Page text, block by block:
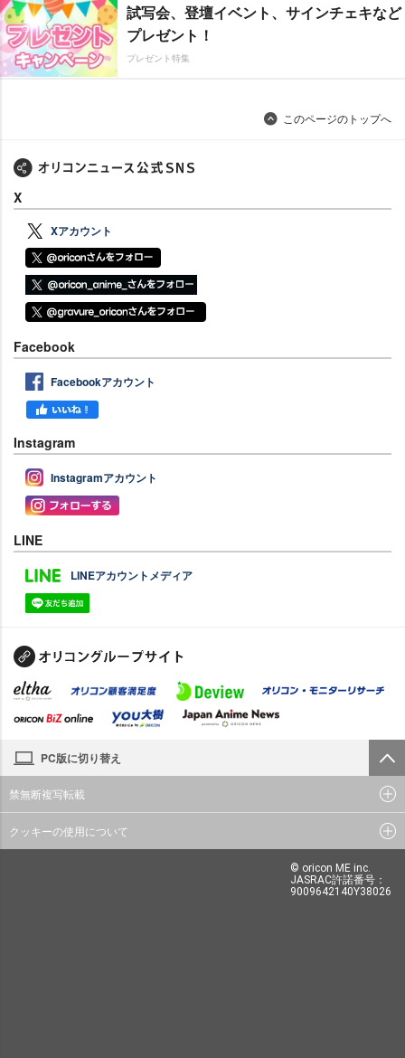
試写会、登壇イベント、サインチェキなど
プレゼント！
プレゼント特集
このページのトップへ
X
Xアカウント
Facebook
Facebookアカウント
Instagram
Instagramアカウント
LINE
LINEアカウントメディア
PC版に切り替え
禁無断複写転載
クッキーの使用について
© oricon ME inc.
JASRAC許諾番号：
9009642140Y38026